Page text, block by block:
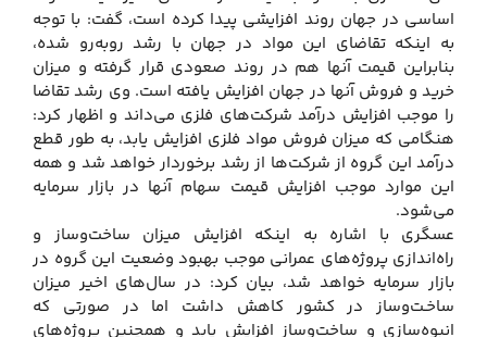
اساسی در جهان روند افزایشی پیدا کرده است، گفت: با توجه
به اینکه تقاضای این مواد در جهان با رشد روبه‌رو شده،
بنابراین قیمت آنها هم در روند صعودی قرار گرفته و میزان
خرید و فروش آنها در جهان افزایش یافته است. وی رشد تقاضا
را موجب افزایش درآمد شرکت‌های فلزی می‌داند و اظهار کرد:
هنگامی که میزان فروش مواد فلزی افزایش یابد، به طور قطع
درآمد این گروه از شرکت‌ها از رشد برخوردار خواهد شد و همه
این موارد موجب افزایش قیمت سهام آنها در بازار سرمایه
می‌شود.
عسگری با اشاره به اینکه افزایش میزان ساخت‌وساز و
راه‌اندازی پروژه‌های عمرانی موجب بهبود وضعیت این گروه در
بازار سرمایه خواهد شد، بیان کرد: در سال‌های اخیر میزان
ساخـت‌وساز در کشور کاهش داشت اما در صورتی که
انبوه‌سازی و ساخت‌وساز افزایش یابد و همچنین پروژه‌های